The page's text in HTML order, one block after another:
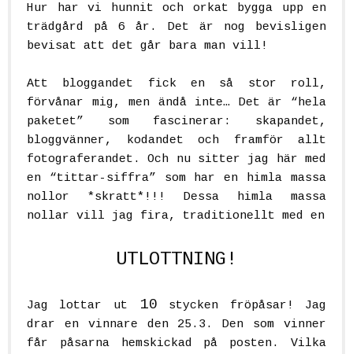
Hur har vi hunnit och orkat bygga upp en
trädgård på 6 år. Det är nog bevisligen
bevisat att det går bara man vill!
Att bloggandet fick en så stor roll,
förvånar mig, men ändå inte… Det är “hela
paketet” som fascinerar: skapandet,
bloggvänner, kodandet och framför allt
fotograferandet. Och nu sitter jag här med
en “tittar-siffra” som har en himla massa
nollor *skratt* !!! Dessa himla massa
nollar vill jag fira, traditionellt med en
UTLOTTNING!
Jag lottar ut 10 stycken fröpåsar! Jag
drar en vinnare den 25.3. Den som vinner
får påsarna hemskickad på posten. Vilka